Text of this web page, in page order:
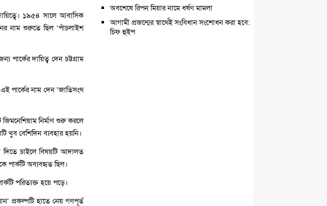
১৯৫৪ সালে আবাসিক
নাম শুরুতে ছিল ‘পাঁচলাইশ
দায়িত্ব দেন চট্টগ্রাম
পার্কের নাম দেন ‘জাতিসংঘ
নির্মাণ শুরু করলে
খুব বেশিদিন ব্যবহার হয়নি।
চাইলে বিষয়টি আদালত
পার্কটি অব্যবহৃত ছিল।
পরিত্যক্ত হয়ে পড়ে।
প্রকল্পটি হাতে নেয় গণপূর্ত
অবশেষে রিপন মিয়ার নামে ধর্ষণ মামলা
আগামী প্রজন্মের স্বার্থেই সংবিধান সংশোধন করা হবে:
চিফ হুইপ